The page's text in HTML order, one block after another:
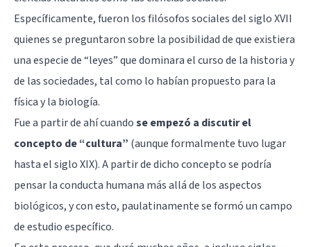
Específicamente, fueron los filósofos sociales del siglo XVII
quienes se preguntaron sobre la posibilidad de que existiera
una especie de “leyes” que dominara el curso de la historia y
de las sociedades, tal como lo habían propuesto para la
física y la biología.
Fue a partir de ahí cuandose empezó a discutir el
concepto de “cultura” (aunque formalmente tuvo lugar
hasta el siglo XIX). A partir de dicho concepto se podría
pensar la conducta humana más allá de los aspectos
biológicos, y con esto, paulatinamente se formó un campo
de estudio específico.